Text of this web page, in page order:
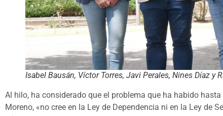
Isabel Bausán, Víctor Torres, Javi Perales, Nines Díaz y
Al hilo, ha considerado que el problema que ha habido
Moreno, «no cree en la Ley de Dependencia ni en la Ley de